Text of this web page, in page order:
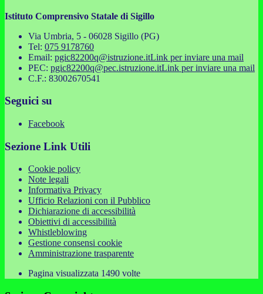
Istituto Comprensivo Statale di Sigillo
Via Umbria, 5 - 06028 Sigillo (PG)
Tel: 075 9178760
Email: pgic82200q@istruzione.itLink per inviare una mail
PEC: pgic82200q@pec.istruzione.itLink per inviare una mail
C.F.: 83002670541
Seguici su
Facebook
Sezione Link Utili
Cookie policy
Note legali
Informativa Privacy
Ufficio Relazioni con il Pubblico
Dichiarazione di accessibilità
Obiettivi di accessibilità
Whistleblowing
Gestione consensi cookie
Amministrazione trasparente
Pagina visualizzata 1490 volte